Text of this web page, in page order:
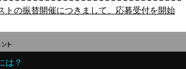
トの振替開催につきまして、応募受付を開始
は？